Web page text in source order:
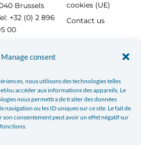
Manage consent
nous utilisons des technologies telles
ou accéder aux informations des appareils. Le
nous permettra de traiter des données
navigation ou les ID uniques sur ce site. Le fait de
son consentement peut avoir un effet négatif sur
Brussels
+32 (0) 2 896
00
cookies (UE)
Contact us
the support of :